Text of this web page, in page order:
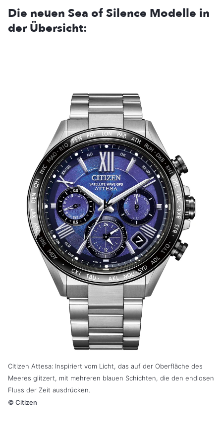
Die neuen Sea of Silence Modelle in
der Übersicht:
Citizen Attesa: Inspiriert vom Licht, das auf der Oberfläche des
Meeres glitzert, mit mehreren blauen Schichten, die den endlosen
Fluss der Zeit ausdrücken.
© Citizen